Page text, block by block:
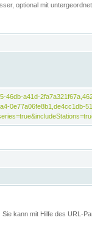
optional mit
46db-a41d-
0e77a06fe8b1,de4cc1db-
kann mit Hilfe des URL-